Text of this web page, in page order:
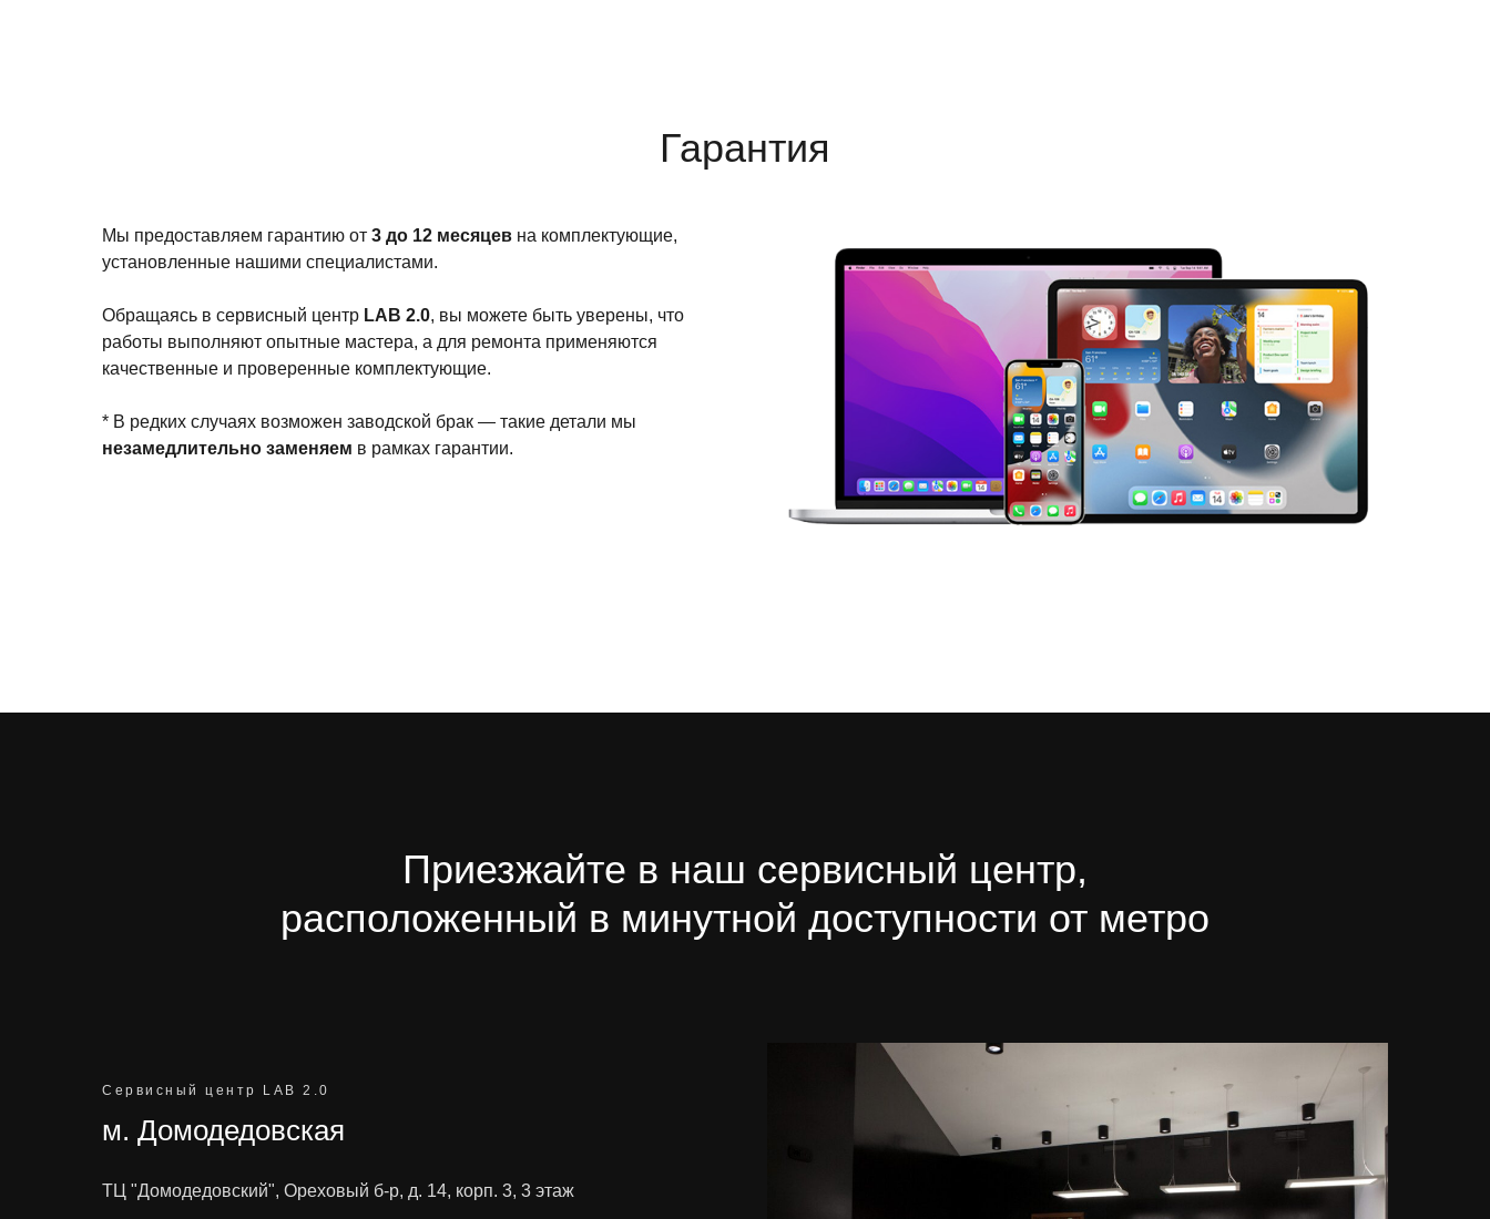
Гарантия
Мы предоставляем гарантию от 3 до 12 месяцев на комплектующие,
установленные нашими специалистами.
Обращаясь в сервисный центр LAB 2.0, вы можете быть уверены, что
работы выполняют опытные мастера, а для ремонта применяются
качественные и проверенные комплектующие.
* В редких случаях возможен заводской брак — такие детали мы
незамедлительно заменяем в рамках гарантии.
Приезжайте в наш сервисный центр,
расположенный в минутной доступности от метро
Сервисный центр LAB 2.0
м. Домодедовская
ТЦ "Домодедовский", Ореховый б-р, д. 14, корп. 3, 3 этаж